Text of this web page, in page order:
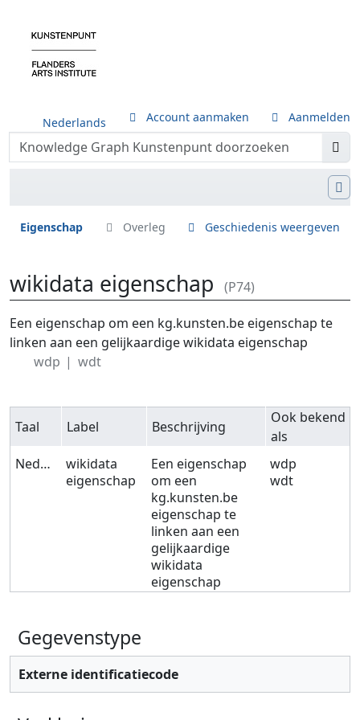
Nederlands Account aanmaken Aanmelden
Eigenschap Overleg Geschiedenis weergeven
wikidata eigenschap (P74)
Ga naar:navigatie,zoeken
Een eigenschap om een kg.kunsten.be eigenschap te
linken aan een gelijkaardige wikidata eigenschap
wdp
wdt
Taal Label Beschrijving
Ook bekend
als
Nederlands
wikidata
eigenschap
Een eigenschap
om een
kg.kunsten.be
eigenschap te
linken aan een
gelijkaardige
wikidata
eigenschap
wdp
wdt
Gegevenstype
Externe identificatiecode